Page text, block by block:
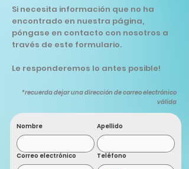
Si necesita información que no ha
encontrado en nuestra página,
póngase en contacto con nosotros a
través de este formulario.
Le responderemos lo antes posible!
*recuerda dejar una dirección de correo electrónico
válida
Nombre Apellido
Correo electrónico Teléfono